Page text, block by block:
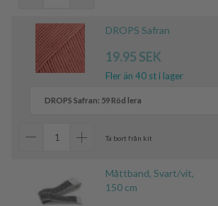
DROPS Safran
19.95 SEK
Fler än 40 st i lager
Ta bort från kit
Måttband, Svart/vit,
150 cm